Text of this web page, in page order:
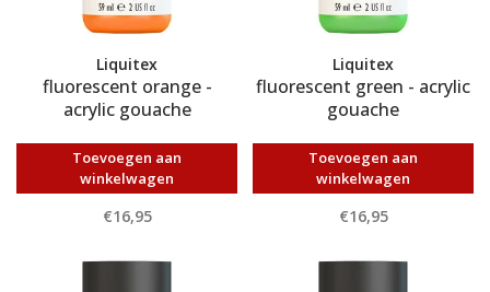
Liquitex
fluorescent orange -
acrylic gouache
Toevoegen aan
winkelwagen
€16,95
Liquitex
fluorescent green - acrylic
gouache
Toevoegen aan
winkelwagen
€16,95